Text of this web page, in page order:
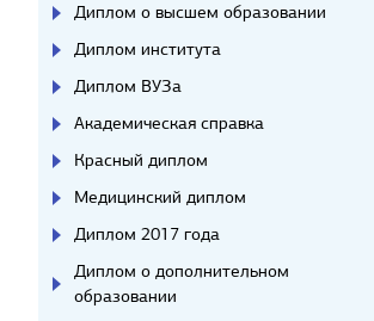
Диплом о высшем образовании
Диплом института
Диплом ВУЗа
Академическая справка
Красный диплом
Медицинский диплом
Диплом 2017 года
Диплом о дополнительном
образовании